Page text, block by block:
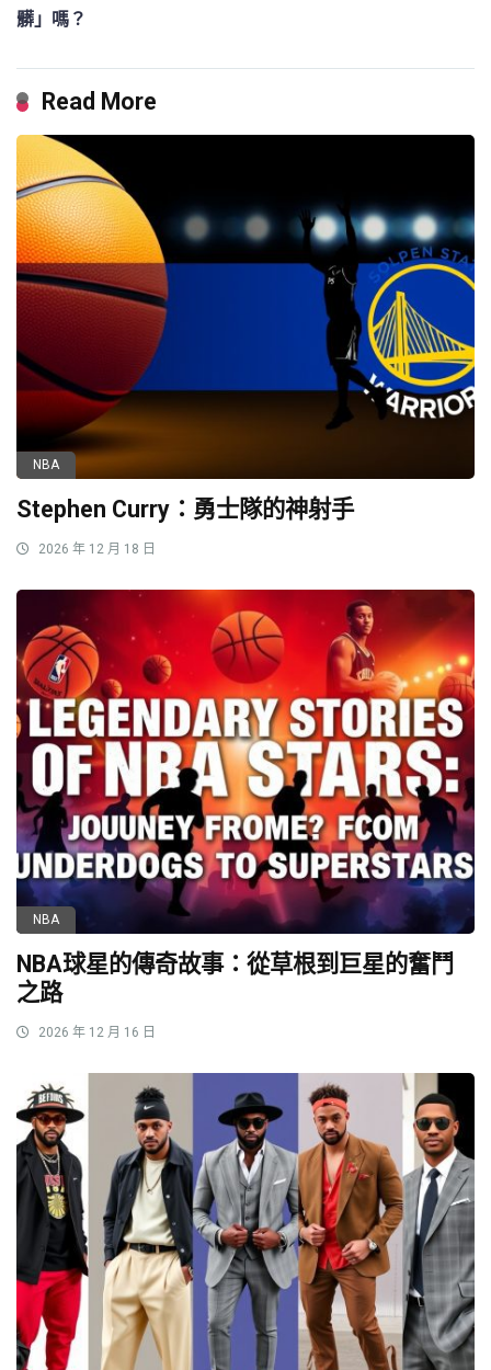
髒」嗎？
Read More
NBA
Stephen Curry：勇士隊的神射手
2026 年 12 月 18 日
NBA
NBA球星的傳奇故事：從草根到巨星的奮鬥
之路
2026 年 12 月 16 日